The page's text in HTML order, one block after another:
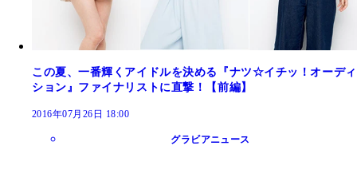
この夏、一番輝くアイドルを決める『ナツ☆イチッ！オーディ
ション』ファイナリストに直撃！【前編】
2016年07月26日 18:00
グラビアニュース